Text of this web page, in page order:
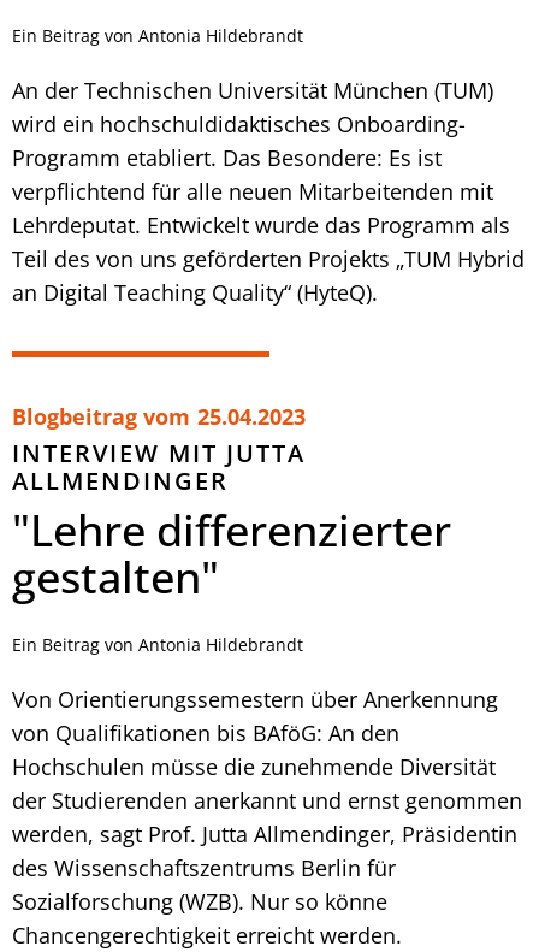
Ein Beitrag von Antonia Hildebrandt
An der Technischen Universität München (TUM)
wird ein hochschuldidaktisches Onboarding-
Programm etabliert. Das Besondere: Es ist
verpflichtend für alle neuen Mitarbeitenden mit
Lehrdeputat. Entwickelt wurde das Programm als
Teil des von uns geförderten Projekts „TUM Hybrid
an Digital Teaching Quality“ (HyteQ).
Blogbeitrag vom 25.04.2023
INTERVIEW MIT JUTTA
ALLMENDINGER
"Lehre differenzierter
gestalten"
Ein Beitrag von Antonia Hildebrandt
Von Orientierungssemestern über Anerkennung
von Qualifikationen bis BAföG: An den
Hochschulen müsse die zunehmende Diversität
der Studierenden anerkannt und ernst genommen
werden, sagt Prof. Jutta Allmendinger, Präsidentin
des Wissenschaftszentrums Berlin für
Sozialforschung (WZB). Nur so könne
Chancengerechtigkeit erreicht werden.